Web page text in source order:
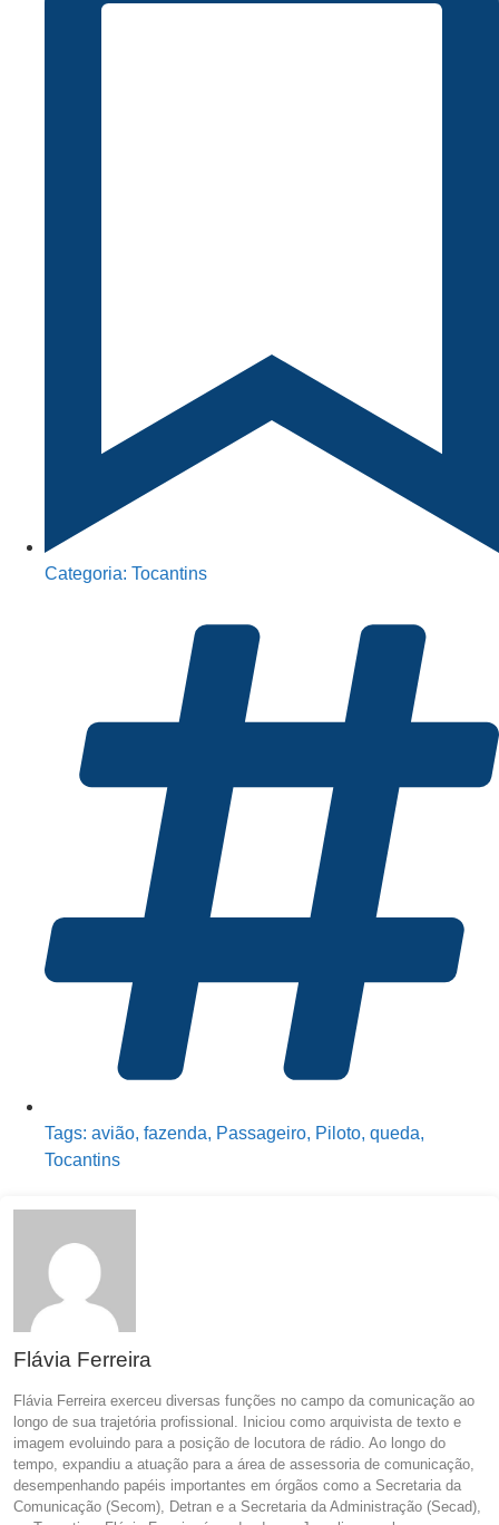
Categoria: Tocantins
Tags: avião, fazenda, Passageiro, Piloto, queda,
Tocantins
Flávia Ferreira
Flávia Ferreira exerceu diversas funções no campo da comunicação ao
longo de sua trajetória profissional. Iniciou como arquivista de texto e
imagem evoluindo para a posição de locutora de rádio. Ao longo do
tempo, expandiu a atuação para a área de assessoria de comunicação,
desempenhando papéis importantes em órgãos como a Secretaria da
Comunicação (Secom), Detran e a Secretaria da Administração (Secad),